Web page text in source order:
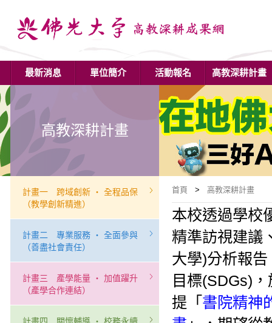
最新消息 單位簡介 活動報名 高教深耕計畫
高教深耕計畫
計畫一 跨域創新 ‧ 全程品保
（教學創新精進）
計畫二 專業服務 ‧ 全面參與
（善盡社會責任）
計畫三 產學能量 ‧ 加值躍升
（產學合作連結）
首頁 > 高教深耕計畫
本校透過學校
精準訪視建議
大學)分析報
目標(SDGs)
提「 書院精神